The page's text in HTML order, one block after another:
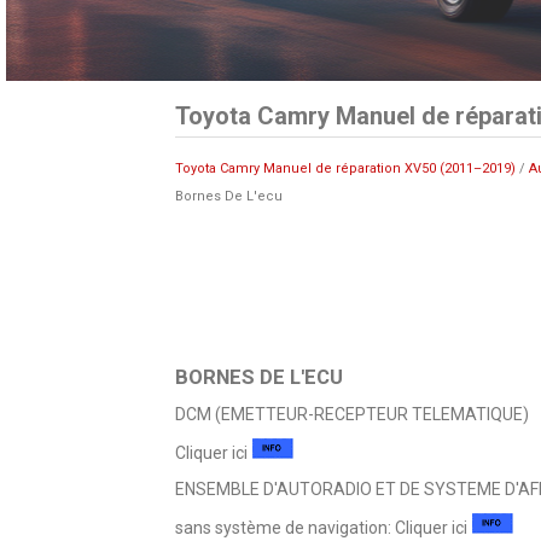
Toyota Camry Manuel de
Toyota Camry Manuel de réparation XV50 (2011–2019) /
Bornes De L'ecu
BORNES DE L'ECU
DCM (EMETTEUR-RECEPTEUR TELEMATIQUE)
Cliquer ici
ENSEMBLE D'AUTORADIO ET DE SYSTEME
sans système de navigation: Cliquer ici